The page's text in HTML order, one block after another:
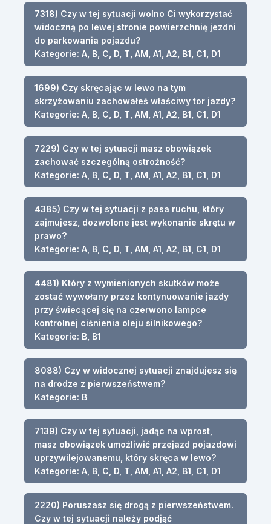
7318) Czy w tej sytuacji wolno Ci wykorzystać
widoczną po lewej stronie powierzchnię jezdni
do parkowania pojazdu?
Kategorie: A, B, C, D, T, AM, A1, A2, B1, C1, D1
1699) Czy skręcając w lewo na tym
skrzyżowaniu zachowałeś właściwy tor jazdy?
Kategorie: A, B, C, D, T, AM, A1, A2, B1, C1, D1
7229) Czy w tej sytuacji masz obowiązek
zachować szczególną ostrożność?
Kategorie: A, B, C, D, T, AM, A1, A2, B1, C1, D1
4385) Czy w tej sytuacji z pasa ruchu, który
zajmujesz, dozwolone jest wykonanie skrętu w
prawo?
Kategorie: A, B, C, D, T, AM, A1, A2, B1, C1, D1
4481) Który z wymienionych skutków może
zostać wywołany przez kontynuowanie jazdy
przy świecącej się na czerwono lampce
kontrolnej ciśnienia oleju silnikowego?
Kategorie: B, B1
8088) Czy w widocznej sytuacji znajdujesz się
na drodze z pierwszeństwem?
Kategorie: B
7139) Czy w tej sytuacji, jadąc na wprost,
masz obowiązek umożliwić przejazd pojazdowi
uprzywilejowanemu, który skręca w lewo?
Kategorie: A, B, C, D, T, AM, A1, A2, B1, C1, D1
2220) Poruszasz się drogą z pierwszeństwem.
Czy w tej sytuacji należy podjąć